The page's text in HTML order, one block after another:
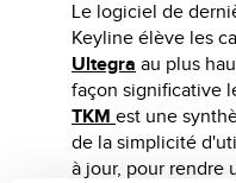
Le logiciel de
Keyline élève les
Ultegra au plus
façon significative
TKM est une
de la simplicité
à jour, pour rendre